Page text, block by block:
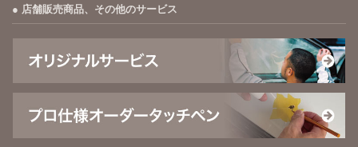
店舗販売商品、その他のサービス